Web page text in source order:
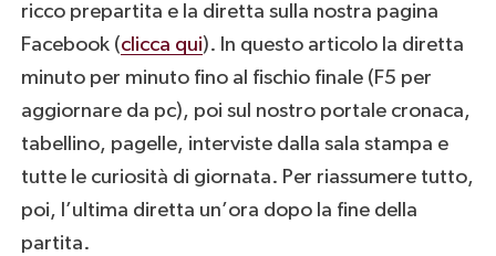
ricco prepartita e la diretta sulla nostra pagina
Facebook (clicca qui). In questo articolo la diretta
minuto per minuto fino al fischio finale (F5 per
aggiornare da pc), poi sul nostro portale cronaca,
tabellino, pagelle, interviste dalla sala stampa e
tutte le curiosità di giornata. Per riassumere tutto,
poi, l’ultima diretta un’ora dopo la fine della
partita.